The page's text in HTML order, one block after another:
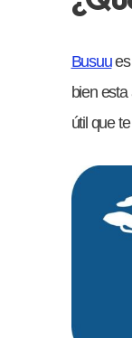
Busuues
bien
útil que